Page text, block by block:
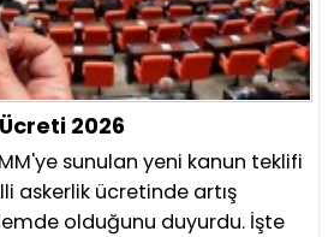
2026
sunulan yeni kanun teklifi
askerlik ücretinde artış
olduğunu duyurdu. İşte